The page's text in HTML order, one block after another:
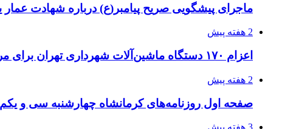
ماجرای پیشگویی صریح پیامبر(ع) درباره شهادت عمار
2 هفته پیش
اعزام ۱۷۰ دستگاه ماشین‌آلات شهرداری تهران برای مراسم اربعین
2 هفته پیش
صفحه اول روزنامه‌های کرمانشاه چهارشنبه سی و یکم